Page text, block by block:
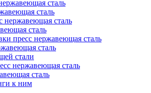
сталь
сталь
нержавеющая сталь
сталь
пресс нержавеющая сталь
сталь
стали
нержавеющая сталь
сталь
к ним